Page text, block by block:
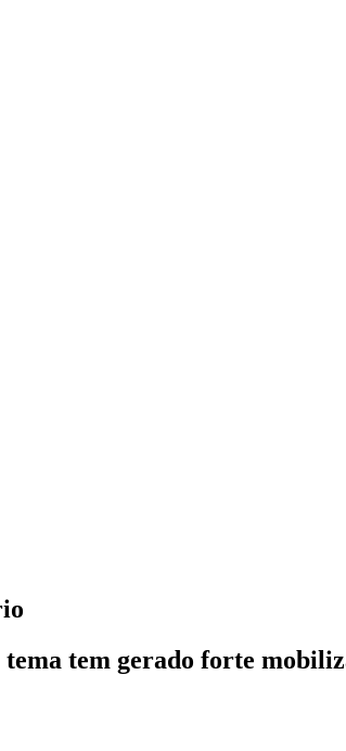
tem gerado forte